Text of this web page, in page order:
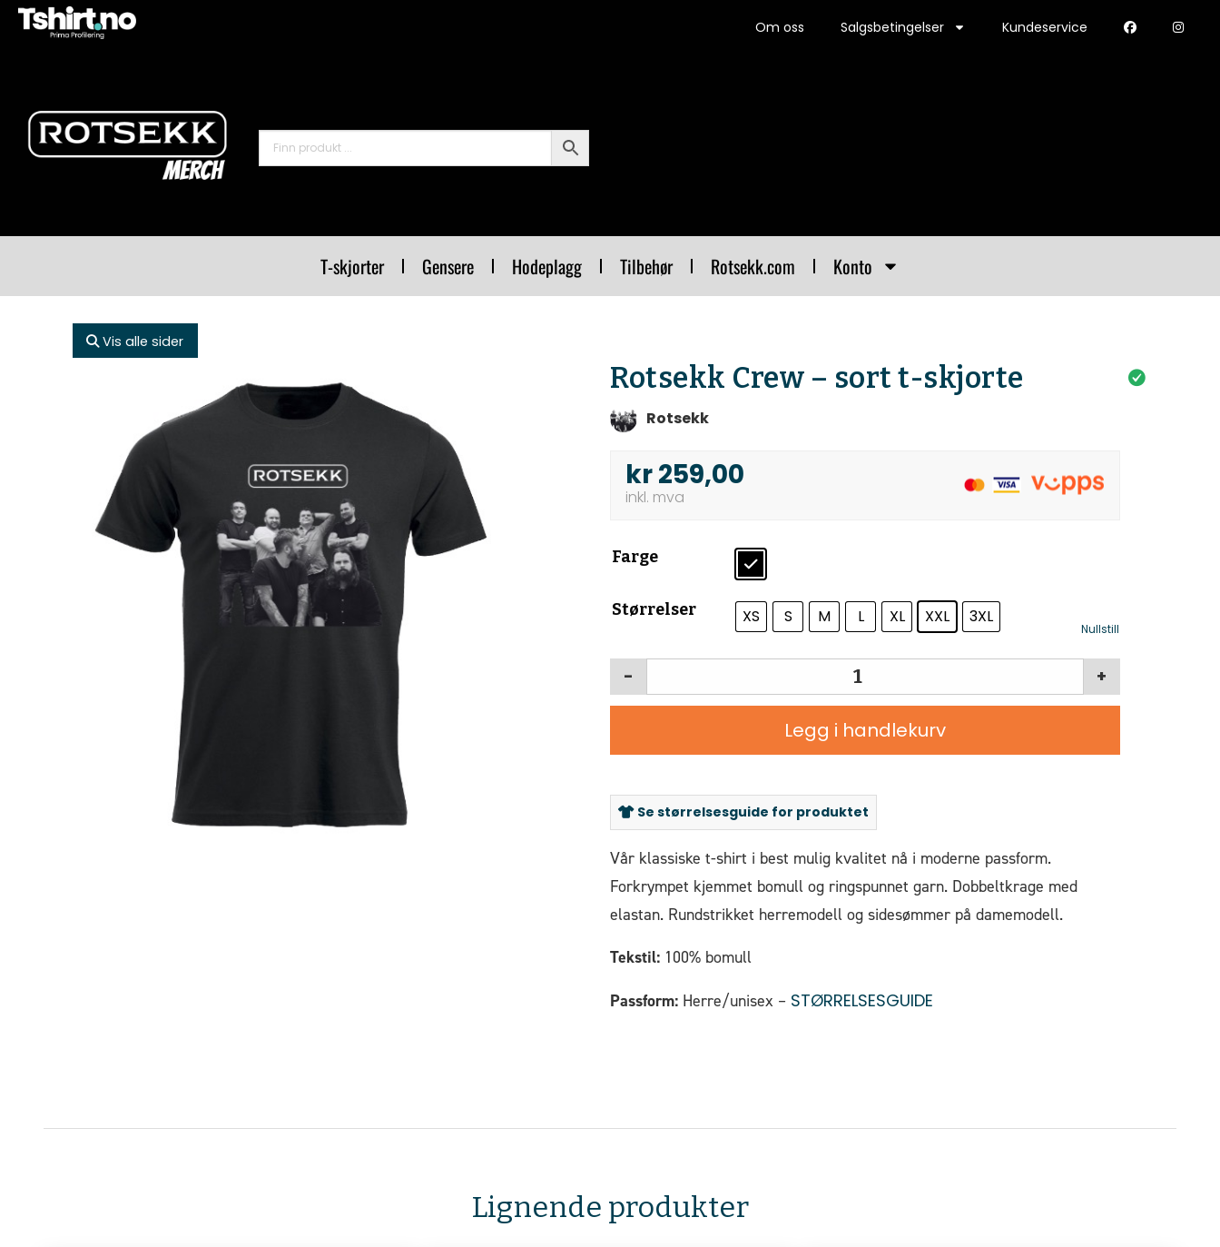
Om oss Salgsbetingelser Kundeservice
T-skjorter Gensere Hodeplagg Tilbehør Rotsekk.com Konto
Vis alle sider
Rotsekk Crew – sort t-skjorte
Rotsekk
kr259,00
Farge
Størrelser XS S M L XL XXL 3XL
Nullstill
+
-
Legg i handlekurv
Se størrelsesguide for produktet
Vår klassiske t-shirt i best mulig kvalitet nå i moderne passform.
Forkrympet kjemmet bomull og ringspunnet garn. Dobbeltkrage med
elastan. Rundstrikket herremodell og sidesømmer på damemodell.
Tekstil: 100% bomull
Passform: Herre/unisex – STØRRELSESGUIDE
Lignende produkter